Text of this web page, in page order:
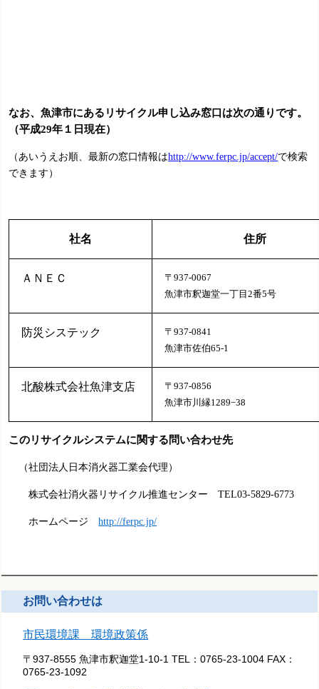
なお、魚津市にあるリサイクル申し込み窓口は次の通りです。
（平成29年１日現在）
（あいうえお順、最新の窓口情報はhttp://www.ferpc.jp/accept/で検索
できます）
社名 住所
ＡＮＥＣ
〒937-0067
魚津市釈迦堂一丁目2番5号
防災システック
〒937-0841
魚津市佐伯65-1
北酸株式会社魚津支店
〒937-0856
魚津市川縁1289−38
このリサイクルシステムに関する問い合わせ先
（社団法人日本消火器工業会代理）
株式会社消火器リサイクル推進センター TEL03-5829-6773
ホームページhttp://ferpc.jp/
お問い合わせは
市民環境課 環境政策係
〒937-8555 魚津市釈迦堂1-10-1 TEL：0765-23-1004 FAX：
0765-23-1092